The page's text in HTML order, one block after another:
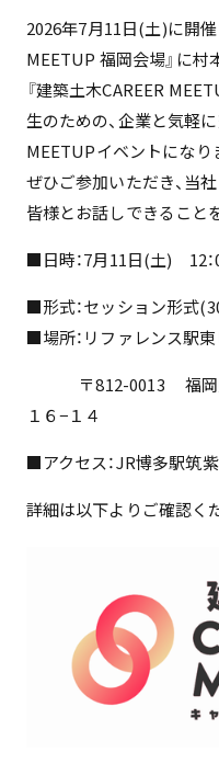
2026年7月11日(土)に開
MEETUP 福岡会場』に村
『建築土木CAREER
生のための、企業と気軽
MEETUPイベントになり
ぜひご参加いただき、当
皆様とお話しできること
■日時：7月11日(土) 12：
■形式：セッション形式
■場所：リファレンス駅
〒812-0013 福岡県
１６−１４
■アクセス：JR博多駅筑
詳細は以下よりご確認く